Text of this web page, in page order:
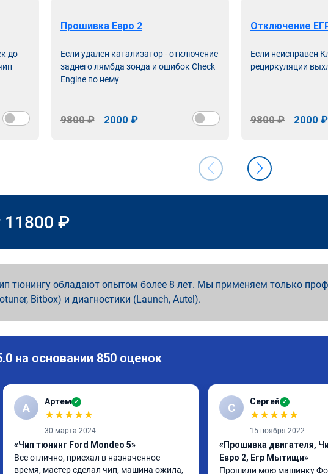
до
Прошивка Евро 2
Если удален катализатор - отключение
заднего лямбда зонда и ошибок Check
Engine по нему
9800 ₽ 2000 ₽
Отключение
Если неисправен
рециркуляции
9800 ₽ 2000 ₽
11800 ₽
тюнингу обладают опытом более 8 лет. Мы применяем только
Bitbox) и диагностики (Launch, Autel).
на основании 850 оценок
А Артем ✓
★★★★★
30 марта 2024
«Чип тюнинг Ford Mondeo 5»
Все отлично, приехал в назначенное
время, мастер сделал чип, машина ожила,
С Сергей ✓
★★★★★
15 ноября 2022
«Прошивка двигателя,
Евро 2, Егр Мытищи»
Прошили мою машинку